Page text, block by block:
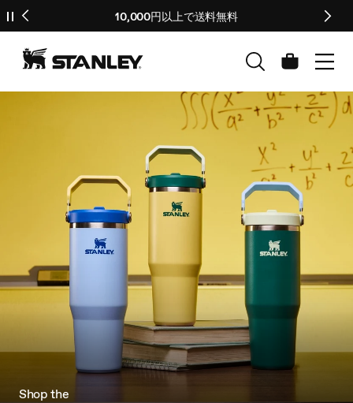
↵
【重要】配送料改定のお知らせ
10,000円以上で送料無料
※ Stanley 1913 を騙る偽サイト・SNSにご注意ください
当サイトが唯一の公式オンラインストアです。
価格表記誤りに関するお詫びと訂正のお知らせ
カ
Shop the